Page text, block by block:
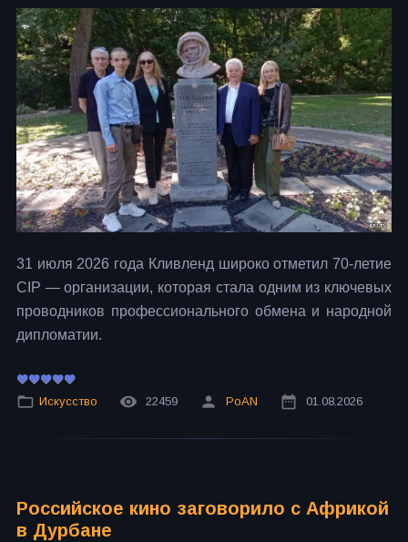
31 июля 2026 года Кливленд широко отметил 70‑летие
CIP — организации, которая стала одним из ключевых
проводников профессионального обмена и народной
дипломатии.
Искусство 22459 PoAN 01.08.2026
Российское кино заговорило с Африкой
в Дурбане